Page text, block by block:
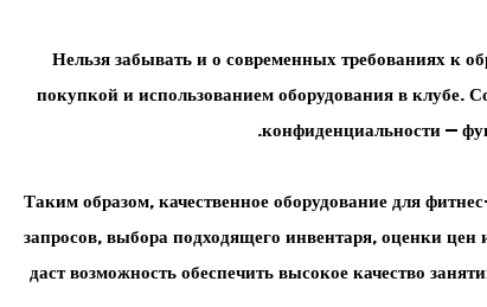
Нельзя забывать и о современных требованиях к
покупкой и использованием оборудования в клубе.
конфиденциальности —
Таким образом, качественное оборудование для
запросов, выбора подходящего инвентаря, оценки
даст возможность обеспечить высокое качество